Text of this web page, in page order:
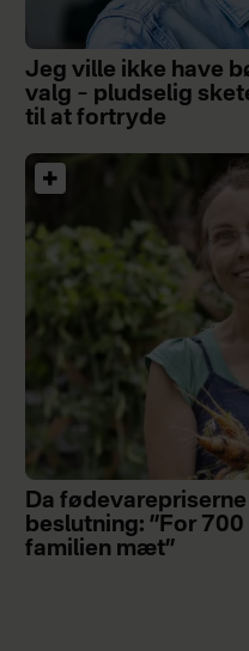
Jeg ville ikke have
valg – pludselig
til at fortryde
Da
beslutning: ”For
familien mæt”